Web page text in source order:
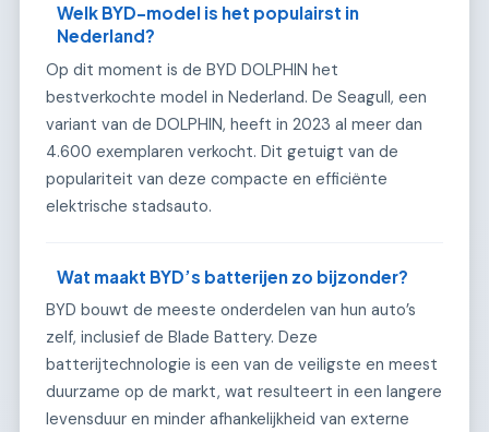
Welk BYD-model is het populairst in
Nederland?
Op dit moment is de BYD DOLPHIN het
bestverkochte model in Nederland. De Seagull, een
variant van de DOLPHIN, heeft in 2023 al meer dan
4.600 exemplaren verkocht. Dit getuigt van de
populariteit van deze compacte en efficiënte
elektrische stadsauto.
Wat maakt BYD’s batterijen zo bijzonder?
BYD bouwt de meeste onderdelen van hun auto’s
zelf, inclusief de Blade Battery. Deze
batterijtechnologie is een van de veiligste en meest
duurzame op de markt, wat resulteert in een langere
levensduur en minder afhankelijkheid van externe